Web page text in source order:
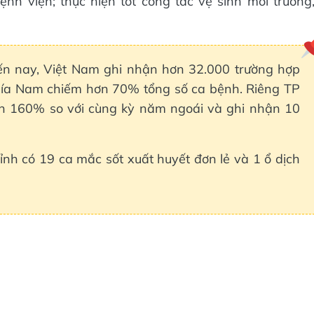
nay, Việt Nam ghi nhận hơn 32.000 trường hợp
Nam chiếm hơn 70% tổng số ca bệnh. Riêng TP
160% so với cùng kỳ năm ngoái và ghi nhận 10
có 19 ca mắc sốt xuất huyết đơn lẻ và 1 ổ dịch